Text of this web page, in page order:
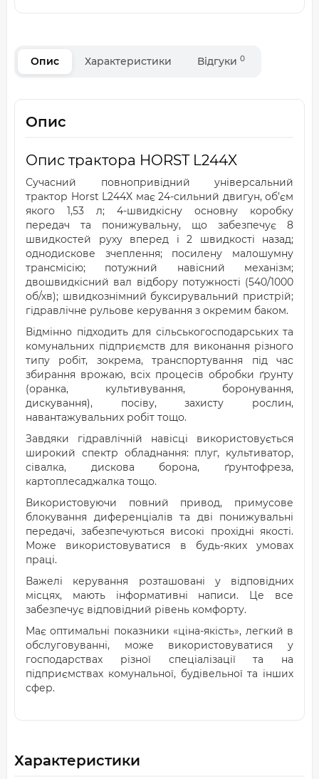
Опис Характеристики Відгуки 0
Опис
Опис трактора HORST L244X
Сучасний повнопривідний універсальний
трактор Horst L244X має 24-сильний двигун, об’єм
якого 1,53 л; 4-швидкісну основну коробку
передач та понижувальну, що забезпечує 8
швидкостей руху вперед і 2 швидкості назад;
однодискове зчеплення; посилену малошумну
трансмісію; потужний навісний механізм;
двошвидкісний вал відбору потужності (540/1000
об/хв); швидкознімний буксирувальний пристрій;
гідравлічне рульове керування з окремим баком.
Відмінно підходить для сільськогосподарських та
комунальних підприємств для виконання різного
типу робіт, зокрема, транспортування під час
збирання врожаю, всіх процесів обробки ґрунту
(оранка, культивування, боронування,
дискування), посіву, захисту рослин,
навантажувальних робіт тощо.
Завдяки гідравлічній навісці використовується
широкий спектр обладнання: плуг, культиватор,
сівалка, дискова борона, ґрунтофреза,
картоплесаджалка тощо.
Використовуючи повний привод, примусове
блокування диференціалів та дві понижувальні
передачі, забезпечуються високі прохідні якості.
Може використовуватися в будь-яких умовах
праці.
Важелі керування розташовані у відповідних
місцях, мають інформативні написи. Це все
забезпечує відповідний рівень комфорту.
Має оптимальні показники «ціна-якість», легкий в
обслуговуванні, може використовуватися у
господарствах різної спеціалізації та на
підприємствах комунальної, будівельної та інших
сфер.
Характеристики